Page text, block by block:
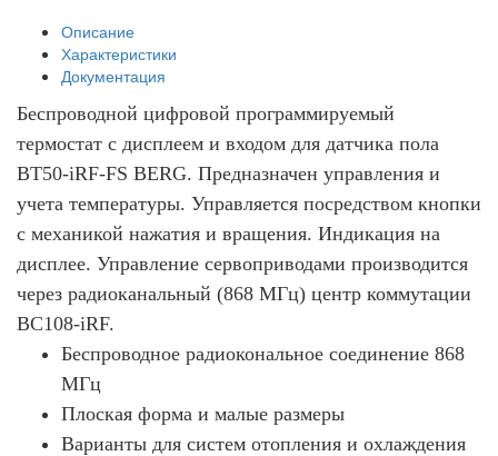
Описание
Характеристики
Документация
Беспроводной цифровой программируемый
термостат с дисплеем и входом для датчика пола
BT50-iRF-FS BERG. Предназначен управления и
учета температуры. Управляется посредством кнопки
с механикой нажатия и вращения. Индикация на
дисплее. Управление сервоприводами производится
через радиоканальный (868 МГц) центр коммутации
BC108-iRF.
Беспроводное радиокональное соединение 868
МГц
Плоская форма и малые размеры
Варианты для систем отопления и охлаждения